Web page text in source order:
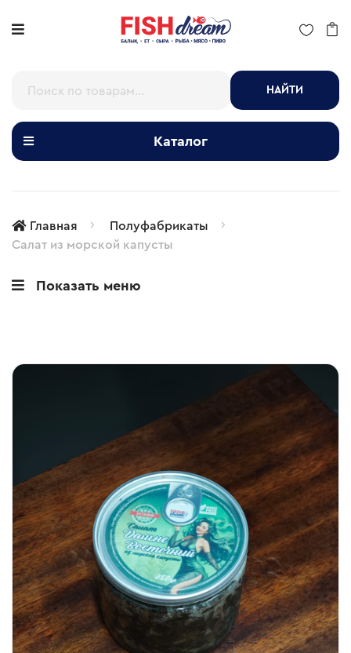
Каталог
НАЙТИ
Главная
Полуфабрикаты
Салат из морской капусты
Показать меню